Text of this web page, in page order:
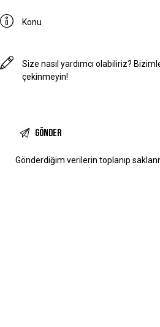
Gönderdiğim verilerintoplanıp